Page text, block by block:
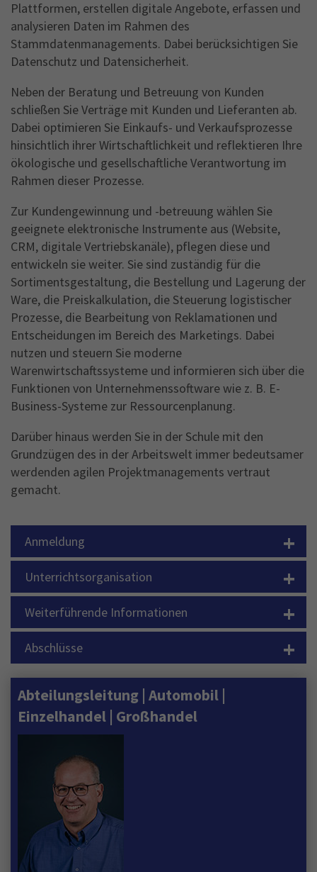
Plattformen, erstellen digitale Angebote, erfassen und
analysieren Daten im Rahmen des
Stammdatenmanagements. Dabei berücksichtigen Sie
Datenschutz und Datensicherheit.
Neben der Beratung und Betreuung von Kunden
schließen Sie Verträge mit Kunden und Lieferanten ab.
Dabei optimieren Sie Einkaufs- und Verkaufsprozesse
hinsichtlich ihrer Wirtschaftlichkeit und reflektieren Ihre
ökologische und gesellschaftliche Verantwortung im
Rahmen dieser Prozesse.
Zur Kundengewinnung und -betreuung wählen Sie
geeignete elektronische Instrumente aus (Website,
CRM, digitale Vertriebskanäle), pflegen diese und
entwickeln sie weiter. Sie sind zuständig für die
Sortimentsgestaltung, die Bestellung und Lagerung der
Ware, die Preiskalkulation, die Steuerung logistischer
Prozesse, die Bearbeitung von Reklamationen und
Entscheidungen im Bereich des Marketings. Dabei
nutzen und steuern Sie moderne
Warenwirtschaftssysteme und informieren sich über die
Funktionen von Unternehmenssoftware wie z. B. E-
Business-Systeme zur Ressourcenplanung.
Darüber hinaus werden Sie in der Schule mit den
Grundzügen des in der Arbeitswelt immer bedeutsamer
werdenden agilen Projektmanagements vertraut
gemacht.
Anmeldung +
Unterrichtsorganisation +
Weiterführende Informationen +
Abschlüsse +
Abteilungsleitung | Automobil |
Einzelhandel | Großhandel
Name _gid
Anbieter Google Analytics
Zweck
This cookie is installed by Google Analytics.
The cookie is used to store information of
how visitors use a website and helps in
wbsite is doing. The data collected including
the number visitors, the source where they
anonymous form.